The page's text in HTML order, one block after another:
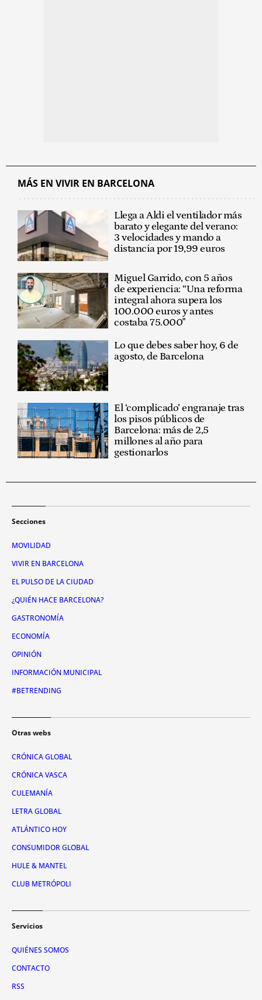
MÁS EN VIVIR EN BARCELONA
Llega a Aldi el ventilador más
barato y elegante del verano:
3 velocidades y mando a
distancia por 19,99 euros
Miguel Garrido, con 5 años
de experiencia: “Una reforma
integral ahora supera los
100.000 euros y antes
costaba 75.000"
Lo que debes saber hoy, 6 de
agosto, de Barcelona
El ‘complicado’ engranaje tras
los pisos públicos de
Barcelona: más de 2,5
millones al año para
gestionarlos
Secciones
MOVILIDAD
VIVIR EN BARCELONA
EL PULSO DE LA CIUDAD
¿QUIÉN HACE BARCELONA?
GASTRONOMÍA
ECONOMÍA
OPINIÓN
INFORMACIÓN MUNICIPAL
#BETRENDING
Otras webs
CRÓNICA GLOBAL
CRÓNICA VASCA
CULEMANÍA
LETRA GLOBAL
ATLÁNTICO HOY
CONSUMIDOR GLOBAL
HULE & MANTEL
CLUB METRÓPOLI
Servicios
QUIÉNES SOMOS
CONTACTO
RSS